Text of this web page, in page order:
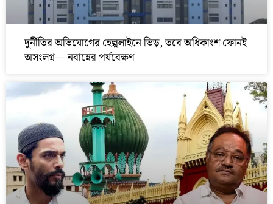
দুর্নীতির অভিযোগের হেল্পলাইনে ভিড়, তবে অধিকাংশ ফোনই
অসংলগ্ন— নবান্নের পর্যবেক্ষণ